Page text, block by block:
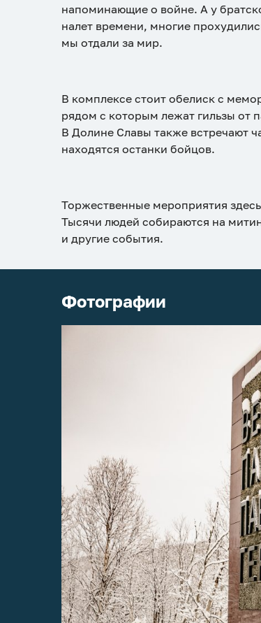
напоминающие о войне. А у
налет времени, многие
мы отдали за мир.
В комплексе стоит обелиск с
рядом с которым лежат гильзы от
В Долине Славы также встречают
находятся останки бойцов.
Торжественные мероприятия
Тысячи людей собираются на
и другие события.
Фотографии